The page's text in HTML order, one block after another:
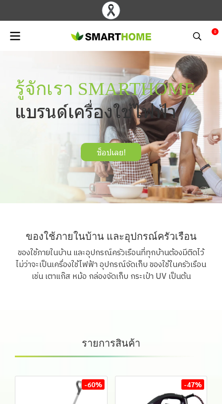
0
รู้จักเรา SMARTHOME
แบรนด์เครื่องใช้ไฟฟ้า
ช็อปเลย!
ของใช้ภายในบ้าน และอุปกรณ์ครัวเรือน
ของใช้ภายในบ้าน และอุปกรณ์ครัวเรือนที่ทุกบ้านต้องมีติดไว้
ไม่ว่าจะเป็นเครื่องใช้ไฟฟ้า อุปกรณ์จัดเก็บ ของใช้ในครัวเรือน
เช่น เตาแก๊ส หม้อ กล่องจัดเก็บ กระเป๋า UV เป็นต้น
รายการสินค้า
-60% -47%